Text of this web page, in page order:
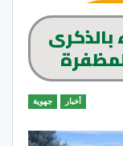
أخبار جهوية